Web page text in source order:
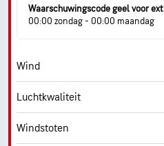
Zicht
Waarschuwingscode geel voor
00:00 zondag - 00:00 maandag
Wind
Luchtkwaliteit
Windstoten